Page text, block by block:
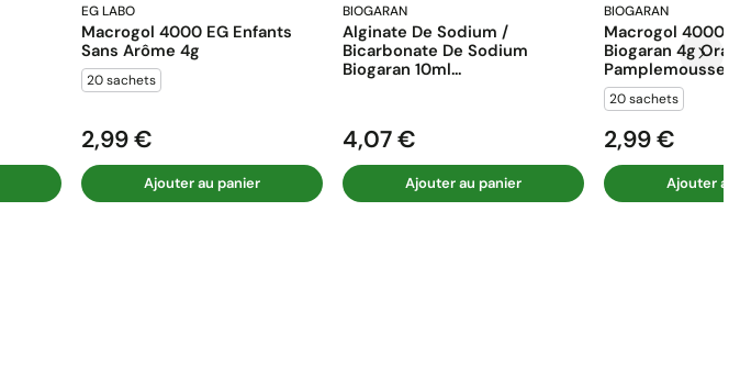
EG LABO
Macrogol 4000 EG Enfants
Sans Arôme 4g
20 sachets
Prix
2,99 €
Ajouter au panier
BIOGARAN
Alginate De Sodium /
Bicarbonate De Sodium
Biogaran 10ml...
Prix
4,07 €
Ajouter au panier
BIOGARAN
Macrogol 4000
Biogaran 4g
Pamplemousse...
20 sachets
Prix
2,99 €
Ajouter au